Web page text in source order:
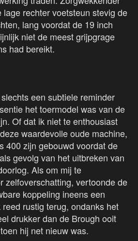
lage rechter voetsteun stevig de
lang voordat de 19 inch
niet de meest grijpgrage
had bereikt.
een subtiele reminder
het toermodel was van de
Of dat ik niet te enthousiast
waardevolle oude machine,
400 zijn gebouwd voordat de
gevolg van het uitbreken van
Als om mij te
zelfoverschatting, vertoonde de
koppeling ineens een
rustig terug, ondanks het
drukker dan de Brough ooit
hij net nieuw was.